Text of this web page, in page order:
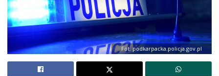
Fot. podkarpacka.policja.gov.pl